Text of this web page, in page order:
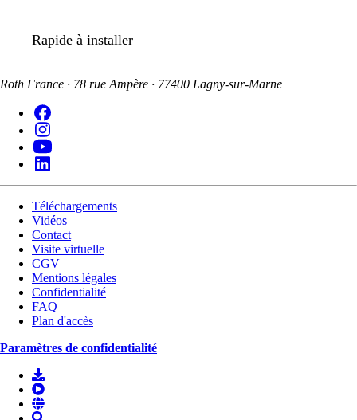
Rapide à installer
Roth France · 78 rue Ampère · 77400 Lagny-sur-Marne
Téléchargements
Vidéos
Contact
Visite virtuelle
CGV
Mentions légales
Confidentialité
FAQ
Plan d'accès
Paramètres de confidentialité